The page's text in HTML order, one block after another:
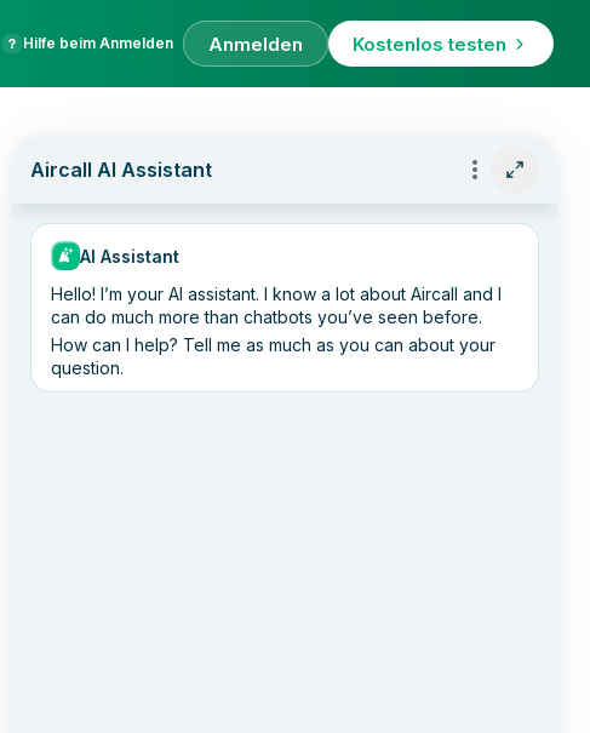
Hilfe beim Anmelden Anmelden Kostenlos testen